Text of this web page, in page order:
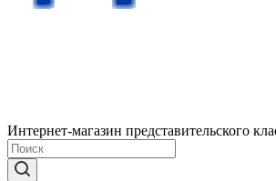
Интернет-магазин представительского